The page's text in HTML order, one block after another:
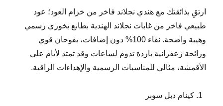
ارتقِ بذائقتك مع هندي نجلاند فاخر من خزام العود؛ عود
طبيعي فاخر من غابات نجلاند الهندية بطابع بخوري رسمي
وهيبة واضحة. نقاء 100% دون إضافات، بفوحان قوي
ورائحة زعفرانية باردة تدوم لساعات وقد تمتد لأيام على
الأقمشة، مثالي للمناسبات الرسمية والإهداءات الراقية.
كينام دبل سوبر